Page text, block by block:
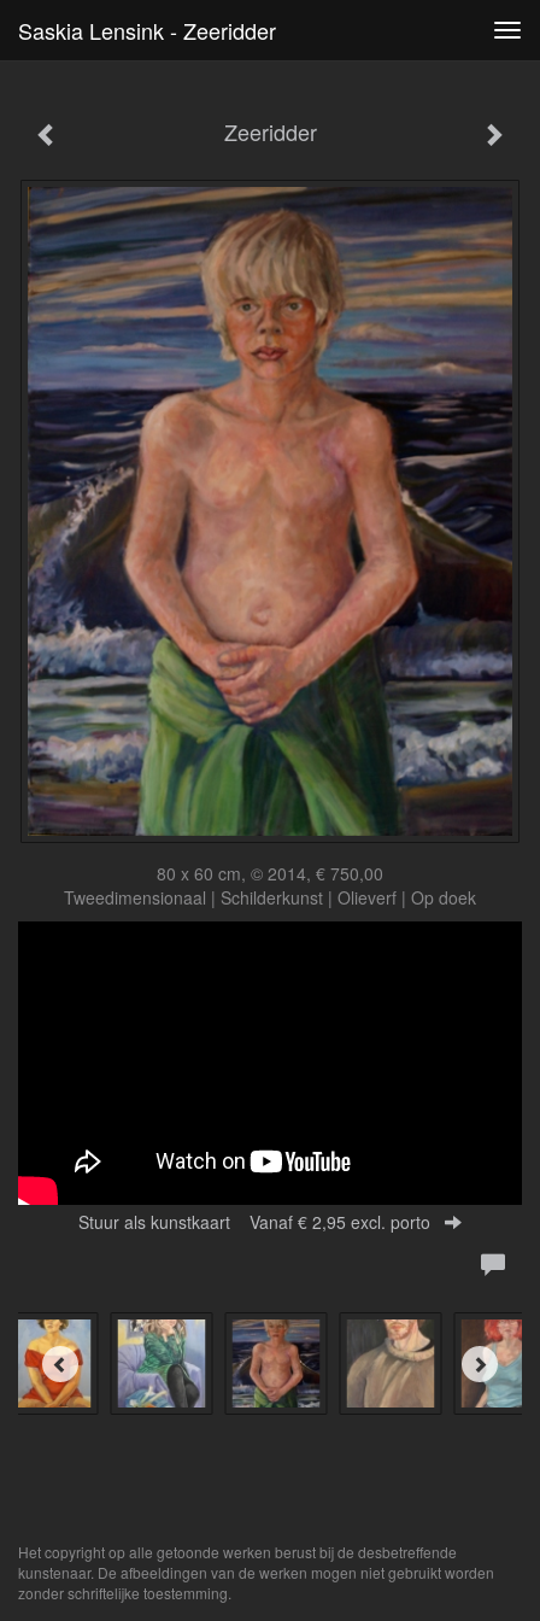
Saskia Lensink - Zeeridder
Zeeridder
80 x 60 cm, © 2014, € 750,00
Tweedimensionaal | Schilderkunst | Olieverf | Op doek
Stuur als kunstkaart Vanaf € 2,95 excl. porto
Het copyright op alle getoonde werken berust bij de desbetreffende
kunstenaar. De afbeeldingen van de werken mogen niet gebruikt worden
zonder schriftelijke toestemming.